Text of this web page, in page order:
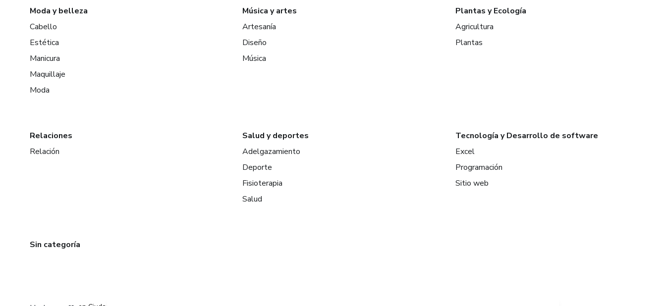
Moda y belleza
Cabello
Estética
Manicura
Maquillaje
Moda
Música y artes
Artesanía
Diseño
Música
Plantas y Ecología
Agricultura
Plantas
Relaciones
Relación
Salud y deportes
Adelgazamiento
Deporte
Fisioterapia
Salud
Tecnología y Desarrollo de software
Excel
Programación
Sitio web
Sin categoría